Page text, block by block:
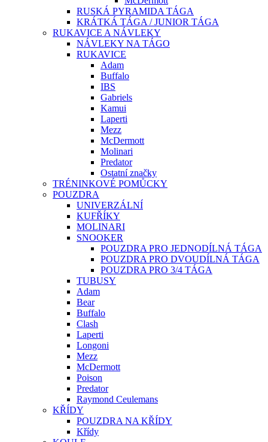
RUSKÁ PYRAMIDA TÁGA
KRÁTKÁ TÁGA / JUNIOR TÁGA
RUKAVICE A NÁVLEKY
NÁVLEKY NA TÁGO
RUKAVICE
Adam
Buffalo
IBS
Gabriels
Kamui
Laperti
Mezz
McDermott
Molinari
Predator
Ostatní značky
TRÉNINKOVÉ POMŮCKY
POUZDRA
UNIVERZÁLNÍ
KUFŘÍKY
MOLINARI
SNOOKER
POUZDRA PRO JEDNODÍLNÁ TÁGA
POUZDRA PRO DVOUDÍLNÁ TÁGA
POUZDRA PRO 3/4 TÁGA
TUBUSY
Adam
Bear
Buffalo
Clash
Laperti
Longoni
Mezz
McDermott
Poison
Predator
Raymond Ceulemans
KŘÍDY
POUZDRA NA KŘÍDY
Křídy